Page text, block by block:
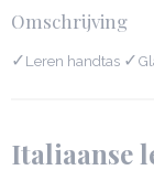
Productcode
243-2820
Afmetingen
Omschrijving
✓Leren handtas ✓
Italiaanse